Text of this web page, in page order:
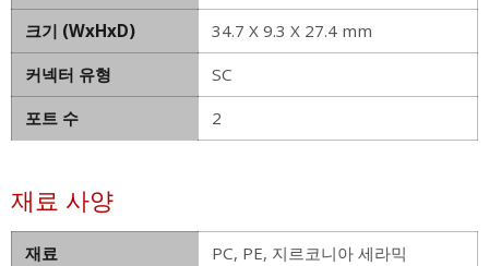
크기 (WxHxD)
34.7 X 9.3 X 27.4 mm
커넥터 유형
SC
포트 수
2
재료 사양
재료
PC, PE, 지르코니아 세라믹